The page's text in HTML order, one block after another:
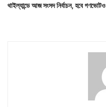
থাইল্যান্ডে আজ সংসদ নির্বাচন, হবে গণভোটও